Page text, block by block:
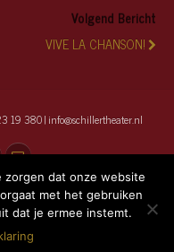
Volgend Bericht
VIVE LA CHANSON!
19 380 | info@schillertheater.nl
zorgen dat onze website
met het gebruiken
dat je ermee instemt.